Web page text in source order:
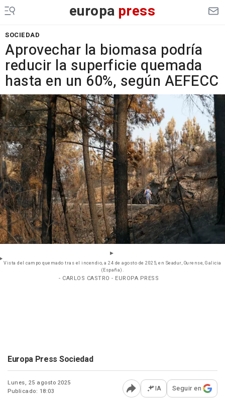
europa press
SOCIEDAD
Aprovechar la biomasa podría
reducir la superficie quemada
hasta en un 60%, según AEFECC
Vista del campo quemado tras el incendio, a 24 de agosto de 2025, en Seadur, Ourense, Galicia
(España).
- CARLOS CASTRO - EUROPA PRESS
Europa Press Sociedad
Lunes, 25 agosto 2025
Publicado: 18:03
Abrir opciones para
IA Seguir en